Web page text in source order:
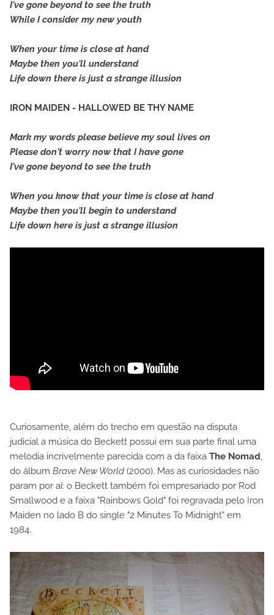
I've gone beyond to see the truth
While I consider my new youth
When your time is close at hand
Maybe then you'll understand
Life down there is just a strange illusion
IRON MAIDEN - HALLOWED BE THY NAME
Mark my words please believe my soul lives on
Please don't worry now that I have gone
I've gone beyond to see the truth
When you know that your time is close at hand
Maybe then you'll begin to understand
Life down here is just a strange illusion
Curiosamente, além do trecho em questão na disputa
judicial a música do Beckett possui em sua parte final uma
melodia incrivelmente parecida com a da faixa The Nomad,
do álbum Brave New World (2000). Mas as curiosidades não
param por aí: o Beckett também foi empresariado por Rod
Smallwood e a faixa "Rainbows Gold" foi regravada pelo Iron
Maiden no lado B do single "2 Minutes To Midnight" em
1984.